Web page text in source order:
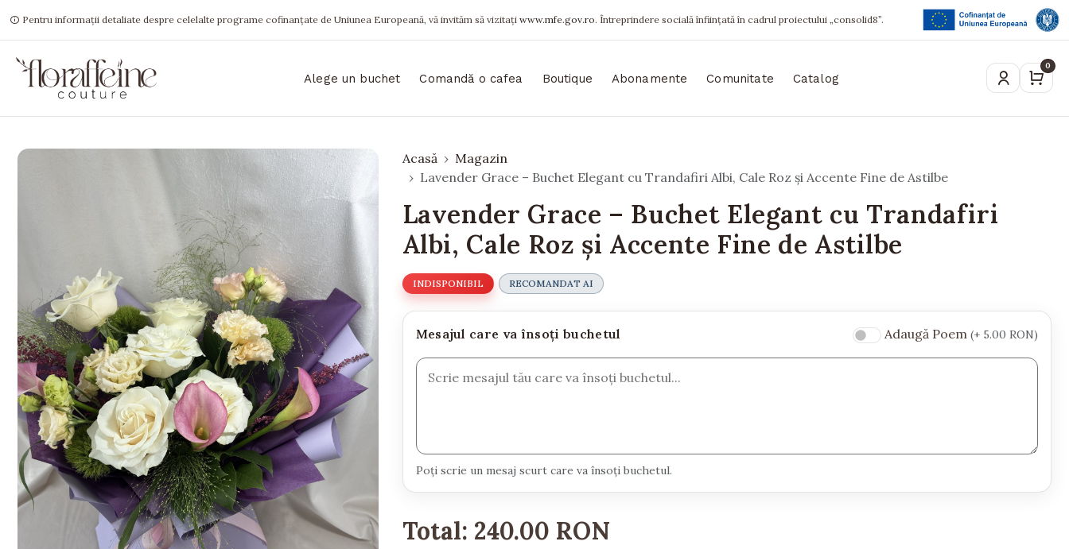
Pentru informații detaliate despre celelalte programe cofinanțate de Uniunea Europeană, vă invităm să vizitați www.mfe.gov.ro. Întreprindere socială înființată în cadrul proiectului „consolid8”.
Alege un buchet Comandă o cafea Boutique Abonamente Comunitate Catalog
0
Acasă
Magazin
Lavender Grace – Buchet Elegant cu Trandafiri Albi, Cale Roz și Accente Fine de Astilbe
Lavender Grace – Buchet Elegant cu Trandafiri
Albi, Cale Roz și Accente Fine de Astilbe
INDISPONIBIL RECOMANDAT AI
Mesajul care va însoți buchetul Adaugă Poem (+ 5.00 RON)
Poți scrie un mesaj scurt care va însoți buchetul.
Total: 240.00 RON